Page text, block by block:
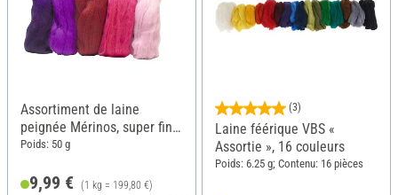
Assortiment de laine
peignée Mérinos, super fine,
50 g, Tons fuchsia
Poids: 50 g
9,99 € (1 kg = 199,80 €)
(3)
Laine féérique VBS «
Assortie », 16 couleurs
Poids: 6.25 g; Contenu: 16 pièces